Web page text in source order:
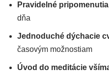
Pravidelné pripomenutia
dňa
Jednoduché dýchacie
časovým možnostiam
Úvod do meditácie